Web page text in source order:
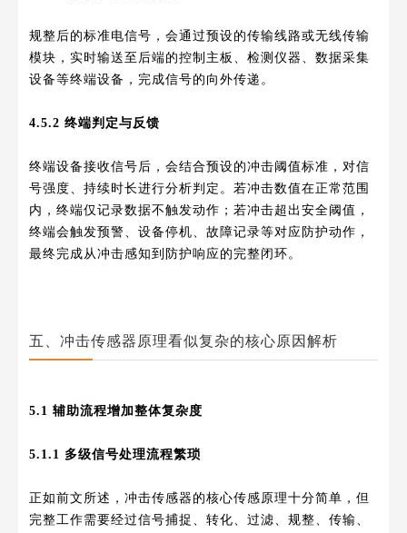
规整后的标准电信号，会通过预设的传输线路或无线传输
模块，实时输送至后端的控制主板、检测仪器、数据采集
设备等终端设备，完成信号的向外传递。
4.5.2 终端判定与反馈
终端设备接收信号后，会结合预设的冲击阈值标准，对信
号强度、持续时长进行分析判定。若冲击数值在正常范围
内，终端仅记录数据不触发动作；若冲击超出安全阈值，
终端会触发预警、设备停机、故障记录等对应防护动作，
最终完成从冲击感知到防护响应的完整闭环。
五、冲击传感器原理看似复杂的核心原因解析
5.1 辅助流程增加整体复杂度
5.1.1 多级信号处理流程繁琐
正如前文所述，冲击传感器的核心传感原理十分简单，但
完整工作需要经过信号捕捉、转化、过滤、规整、传输、